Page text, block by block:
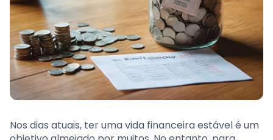
Nos dias atuais, ter uma vida financeira estável é um